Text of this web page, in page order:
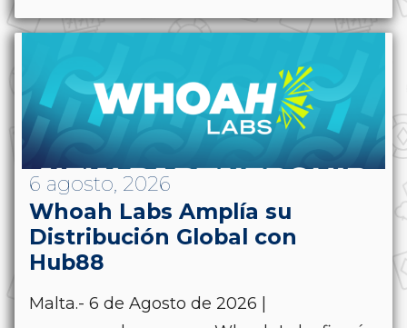
6 agosto, 2026
Whoah Labs Amplía su
Distribución Global con
Hub88
Malta.- 6 de Agosto de 2026 |